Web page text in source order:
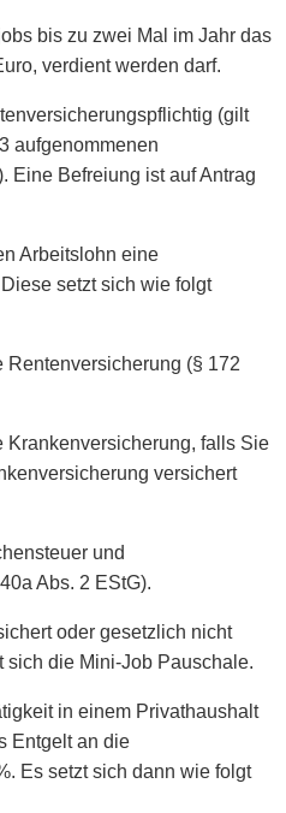
bis zu zwei Mal im Jahr das
verdient werden darf.
(gilt
aufgenommenen
Eine Befreiung ist auf Antrag
Arbeitslohn eine
setzt sich wie folgt
Rentenversicherung (§ 172
Krankenversicherung, falls Sie
versichert
und
Abs. 2 EStG).
oder gesetzlich nicht
sich die Mini-Job Pauschale.
in einem Privathaushalt
Entgelt an die
Es setzt sich dann wie folgt